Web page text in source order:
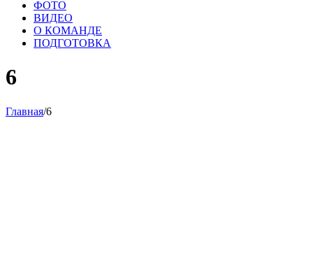
ФОТО
ВИДЕО
О КОМАНДЕ
ПОДГОТОВКА
6
Главная/6